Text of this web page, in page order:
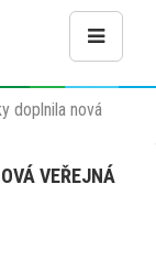
doplnila nová
VEŘEJNÁ